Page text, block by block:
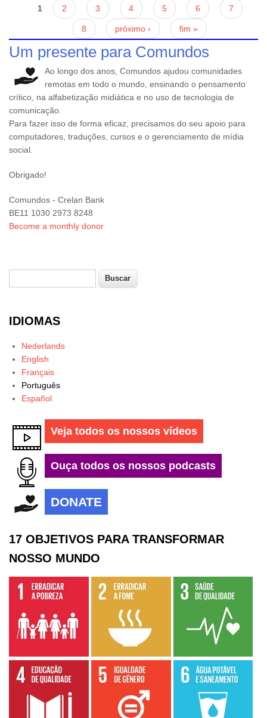
Páginas
1 2 3 4 5 6 7
8 próximo › fim »
Um presente para Comundos
Ao longo dos anos, Comundos ajudou comunidades
remotas em todo o mundo, ensinando o pensamento
crítico, na alfabetização midiática e no uso de tecnologia de
comunicação.
Para fazer isso de forma eficaz, precisamos do seu apoio para
computadores, traduções, cursos e o gerenciamento de mídia
social.
Obrigado!
Comundos - Crelan Bank
BE11 1030 2973 8248
Become a monthly donor
Formulário de busca
IDIOMAS
Nederlands
English
Français
Português
Español
Veja todos os nossos vídeos
Ouça todos os nossos podcasts
DONATE
17 OBJETIVOS PARA TRANSFORMAR
NOSSO MUNDO